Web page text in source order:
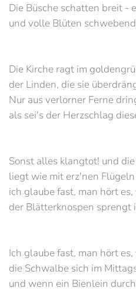
Die Büsche schatten breit -
und volle Blüten
Die Kirche ragt im
der Linden, die sie
Nur aus verlorner Ferne
als sei's der Herzschlag
Sonst alles klangtot! und
liegt wie mit erz'nen
ich glaube fast, man hört
der Blätterknospen sprengt
Ich glaube fast, man hört
die Schwalbe sich im
und wenn ein Bienlein